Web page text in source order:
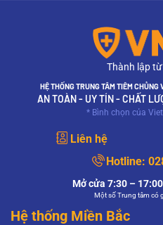
Thành lập
HỆ THỐNG TRUNG TÂM TIÊM
AN TOÀN - UY TÍN - CHẤT
* Bình chọn của
Liên hệ
Hotline:
Mở cửa 7:30 –
Một số Trung tâm có
Hệ thống Miền Bắc